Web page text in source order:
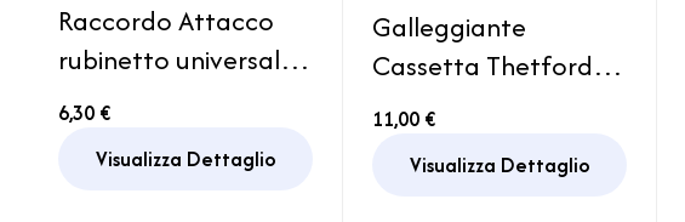
Raccordo Attacco
rubinetto universale
Giardino Campeggio
Viaggio
6,30 €
Visualizza Dettaglio
Galleggiante
Cassetta Thetford
C200 Ricambio WC
Motorhome
11,00 €
Visualizza Dettaglio